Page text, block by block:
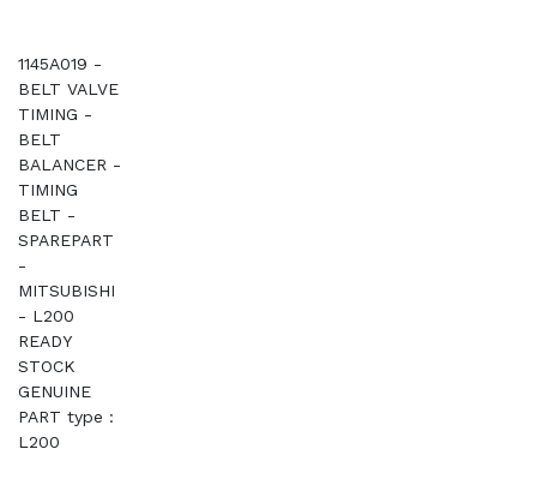
1145A019 -
BELT VALVE
TIMING -
BELT
BALANCER -
TIMING
BELT -
SPAREPART
-
MITSUBISHI
- L200
READY
STOCK
GENUINE
PART type :
L200